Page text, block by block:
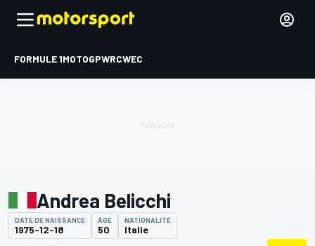
FORMULE 1MOTOGPWRCWEC
Andrea Belicchi
DATE DE NAISSANCE
1975-12-18
ÂGE
50
NATIONALITÉ
Italie